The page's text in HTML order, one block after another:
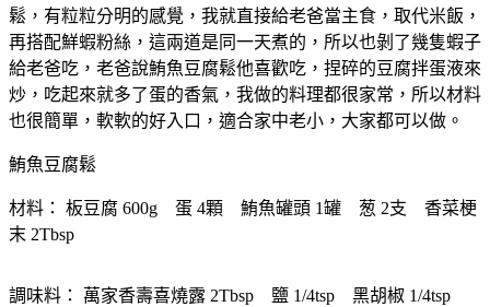
鬆，有粒粒分明的感覺，我就直接給老爸當主食，取代米飯，
再搭配鮮蝦粉絲，這兩道是同一天煮的，所以也剝了幾隻蝦子
給老爸吃，老爸說鮪魚豆腐鬆他喜歡吃，捏碎的豆腐拌蛋液來
炒，吃起來就多了蛋的香氣，我做的料理都很家常，所以材料
也很簡單，軟軟的好入口，適合家中老小，大家都可以做。
鮪魚豆腐鬆
材料： 板豆腐 600g 蛋 4顆 鮪魚罐頭 1罐 葱 2支 香菜梗
末 2Tbsp
調味料： 萬家香壽喜燒露 2Tbsp 鹽 1/4tsp 黑胡椒 1/4tsp